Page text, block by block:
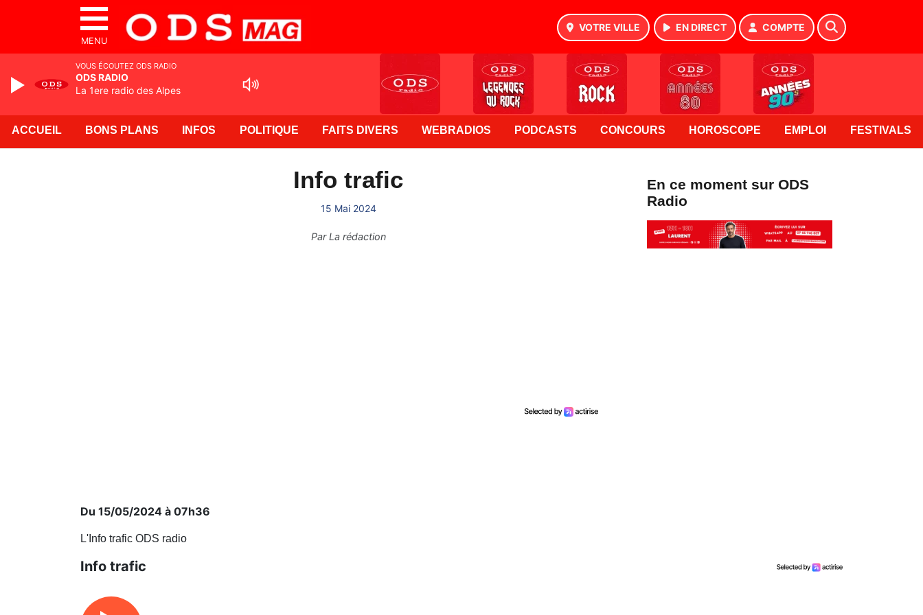
MENU
VOTRE VILLE EN DIRECT COMPTE
ACCUEIL BONS PLANS INFOS POLITIQUE FAITS DIVERS WEBRADIOS PODCASTS CONCOURS HOROSCOPE EMPLOI FESTIVALS
Info trafic
15 Mai 2024
ParLa rédaction
Du 15/05/2024 à 07h36
L'Info trafic ODS radio
Info trafic
En ce moment sur ODS
Radio
VOUS ÉCOUTEZ ODS RADIO
ODS RADIO
La 1ere radio des Alpes